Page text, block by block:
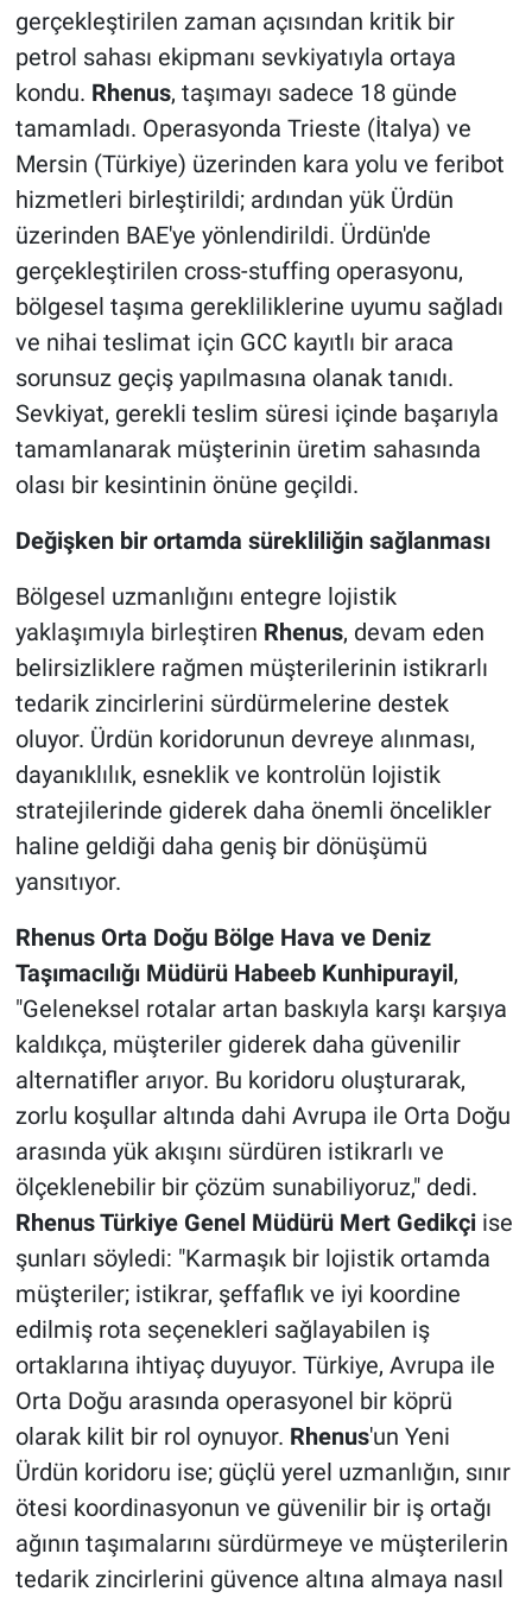
gerçekleştirilen zaman açısından kritik bir
petrol sahası ekipmanı sevkiyatıyla ortaya
kondu. Rhenus, taşımayı sadece 18 günde
tamamladı. Operasyonda Trieste (İtalya) ve
Mersin (Türkiye) üzerinden kara yolu ve feribot
hizmetleri birleştirildi; ardından yük Ürdün
üzerinden BAE'ye yönlendirildi. Ürdün'de
gerçekleştirilen cross-stuffing operasyonu,
bölgesel taşıma gerekliliklerine uyumu sağladı
ve nihai teslimat için GCC kayıtlı bir araca
sorunsuz geçiş yapılmasına olanak tanıdı.
Sevkiyat, gerekli teslim süresi içinde başarıyla
tamamlanarak müşterinin üretim sahasında
olası bir kesintinin önüne geçildi.
Değişken bir ortamda sürekliliğin sağlanması
Bölgesel uzmanlığını entegre lojistik
yaklaşımıyla birleştiren Rhenus, devam eden
belirsizliklere rağmen müşterilerinin istikrarlı
tedarik zincirlerini sürdürmelerine destek
oluyor. Ürdün koridorunun devreye alınması,
dayanıklılık, esneklik ve kontrolün lojistik
stratejilerinde giderek daha önemli öncelikler
haline geldiği daha geniş bir dönüşümü
yansıtıyor.
Rhenus Orta Doğu Bölge Hava ve Deniz
Taşımacılığı Müdürü Habeeb Kunhipurayil,
"Geleneksel rotalar artan baskıyla karşı karşıya
kaldıkça, müşteriler giderek daha güvenilir
alternatifler arıyor. Bu koridoru oluşturarak,
zorlu koşullar altında dahi Avrupa ile Orta Doğu
arasında yük akışını sürdüren istikrarlı ve
ölçeklenebilir bir çözüm sunabiliyoruz," dedi.
Rhenus Türkiye Genel Müdürü Mert Gedikçiise
şunları söyledi: "Karmaşık bir lojistik ortamda
müşteriler; istikrar, şeffaflık ve iyi koordine
edilmiş rota seçenekleri sağlayabilen iş
ortaklarına ihtiyaç duyuyor. Türkiye, Avrupa ile
Orta Doğu arasında operasyonel bir köprü
olarak kilit bir rol oynuyor. Rhenus'un Yeni
Ürdün koridoru ise; güçlü yerel uzmanlığın, sınır
ötesi koordinasyonun ve güvenilir bir iş ortağı
ağının taşımalarını sürdürmeye ve müşterilerin
tedarik zincirlerini güvence altına almaya nasıl